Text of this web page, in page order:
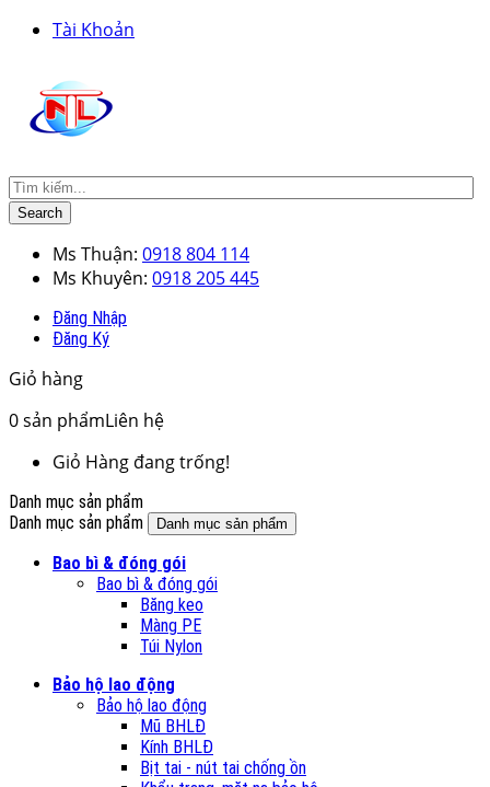
Tài Khoản
Search
Ms Thuận: 0918 804 114
Ms Khuyên: 0918 205 445
Đăng Nhập
Đăng Ký
Giỏ hàng
0sản phẩmLiên hệ
Giỏ Hàng đang trống!
Danh mục sản phẩm
Danh mục sản phẩm
Danh mục sản phẩm
Bao bì & đóng gói
Bao bì & đóng gói
Băng keo
Màng PE
Túi Nylon
Bảo hộ lao động
Bảo hộ lao động
Mũ BHLĐ
Kính BHLĐ
Bịt tai - nút tai chống ồn